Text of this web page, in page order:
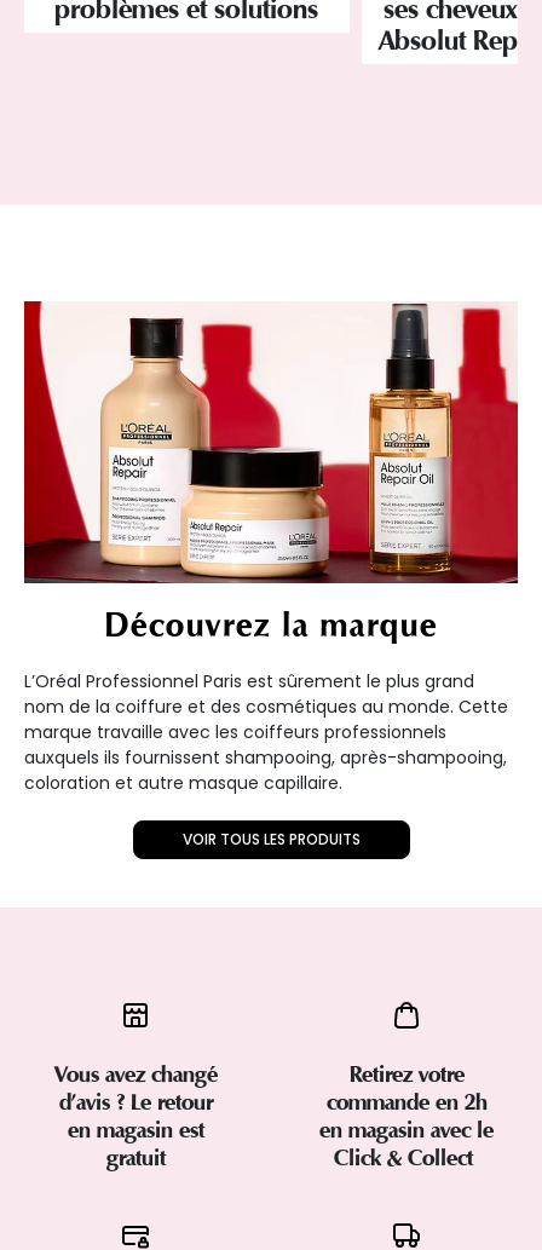
problèmes et solutions
ses cheveux
Absolut
Découvrez la marque
L’Oréal Professionnel Paris est sûrement le plus grand
nom de la coiffure et des cosmétiques au monde. Cette
marque travaille avec les coiffeurs professionnels
auxquels ils fournissent shampooing, après-shampooing,
coloration et autre masque capillaire.
VOIR TOUS LES PRODUITS
Vous avez changé
d’avis ? Le retour
en magasin est
gratuit
Retirez votre
commande en 2h
en magasin avec le
Click & Collect